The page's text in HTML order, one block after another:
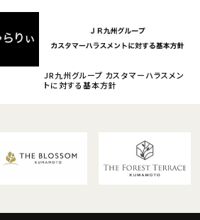
JR九州グループ カスタマーハラスメン
トに対する基本方針